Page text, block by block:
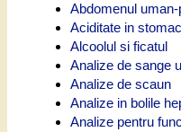
Abdomenul
Aciditate in stomac
Alcoolul si ficatul
Analize de sange
Analize de scaun
Analize in bolile
Analize pentru